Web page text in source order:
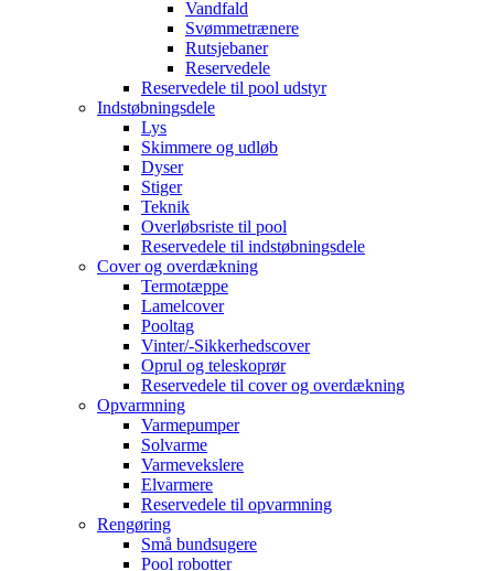
Vandfald
Svømmetrænere
Rutsjebaner
Reservedele
Reservedele til pool udstyr
Indstøbningsdele
Lys
Skimmere og udløb
Dyser
Stiger
Teknik
Overløbsriste til pool
Reservedele til indstøbningsdele
Cover og overdækning
Termotæppe
Lamelcover
Pooltag
Vinter/-Sikkerhedscover
Oprul og teleskoprør
Reservedele til cover og overdækning
Opvarmning
Varmepumper
Solvarme
Varmevekslere
Elvarmere
Reservedele til opvarmning
Rengøring
Små bundsugere
Pool robotter